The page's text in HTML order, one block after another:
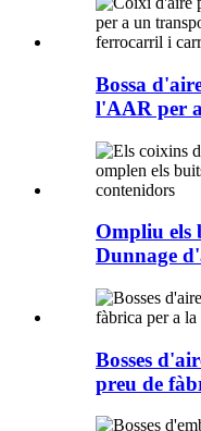
Bossa
l'AAR per
Ompliu els
Dunnage
Bosses
preu de